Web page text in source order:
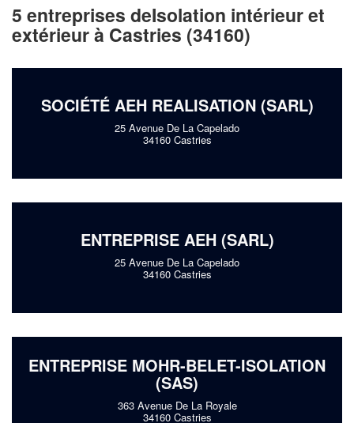
5 entreprises deIsolation intérieur et
extérieur à Castries (34160)
SOCIÉTÉ AEH REALISATION (SARL)
25 Avenue De La Capelado
34160 Castries
ENTREPRISE AEH (SARL)
25 Avenue De La Capelado
34160 Castries
ENTREPRISE MOHR-BELET-ISOLATION
(SAS)
363 Avenue De La Royale
34160 Castries